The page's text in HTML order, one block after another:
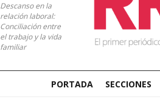
Descanso en la
relación laboral:
Conciliación entre
el trabajo y la vida
familiar
PORTADA SECCIONES